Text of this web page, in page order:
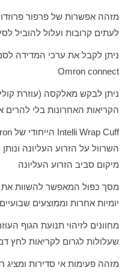
מזהה אפשרות של פרפור
לעתים קרובות ועלול להוביל
ניתן לקבל את ערכי המדידה
Omron connect
ניתן לבקש מאלקסה (עוזרת
הקריאות האחרונות בלי להרים
Intelli Wrap Cuff הייחודי של
השרוול על הזרוע העליונה
מיקום סביב הזרוע העליונה
מסך כפול המאפשר להשוות את
יומיות אחרות וממוצעים שבועיים
מחוונים לזיהוי תנועת הגוף
שעלולות לגרום לקריאות לחץ
מזהה פעימות אי סדירות ומציג